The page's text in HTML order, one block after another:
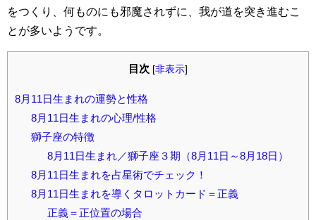
をつくり、何ものにも邪魔されずに、我が道を突き進むこ
とが多いようです。
目次 [非表示]
8月11日生まれの運勢と性格
8月11日生まれの心理/性格
獅子座の特徴
8月11日生まれ／獅子座３期（8月11日～8月18日）
8月11日生まれを占星術でチェック！
8月11日生まれを導くタロットカード＝正義
正義＝正位置の場合